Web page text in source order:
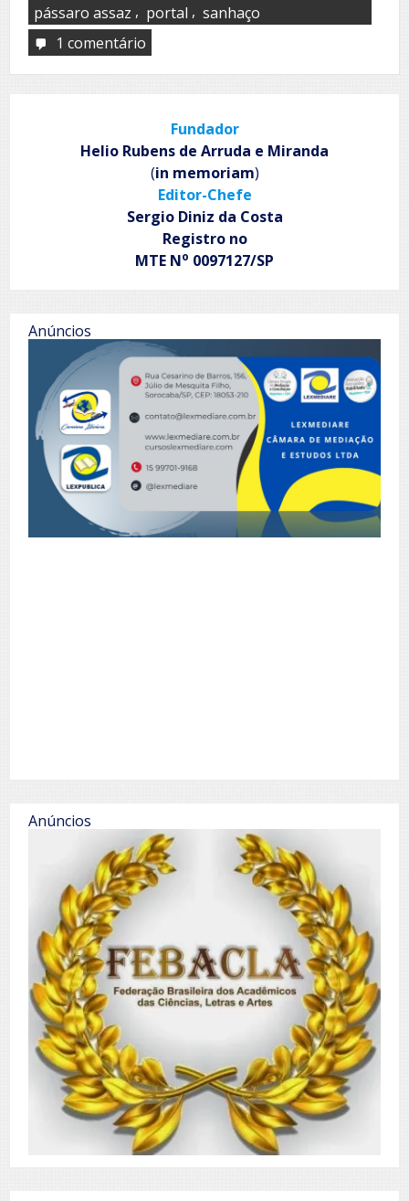
pássaro assaz , portal , sanhaço
1 comentário
Fundador
Helio Rubens de Arruda e Miranda
(in memoriam)
Editor-Chefe
Sergio Diniz da Costa
Registro no
MTE No 0097127/SP
Anúncios
Anúncios